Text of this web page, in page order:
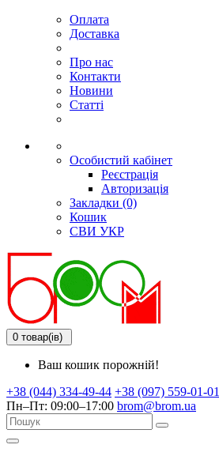
Оплата
Доставка
Про нас
Контакти
Новини
Статті
Особистий кабінет
Реєстрація
Авторизація
Закладки (0)
Кошик
СВИ УКР
0 товар(ів)
Ваш кошик порожній!
+38 (044) 334-49-44 +38 (097) 559-01-01
Пн–Пт: 09:00–17:00 brom@brom.ua